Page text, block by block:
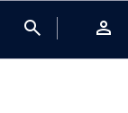
search person